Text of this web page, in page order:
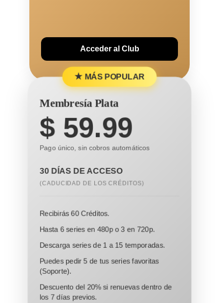
Acceder al Club
★ MÁS POPULAR
Membresía Plata
$59.99
Pago único, sin cobros automáticos
30 DÍAS DE ACCESO
(CADUCIDAD DE LOS CRÉDITOS)
Recibirás 60 Créditos.
Hasta 6 series en 480p o 3 en 720p.
Descarga series de 1 a 15 temporadas.
Puedes pedir 5 de tus series favoritas
(Soporte).
Descuento del 20% si renuevas dentro de
los 7 días previos.